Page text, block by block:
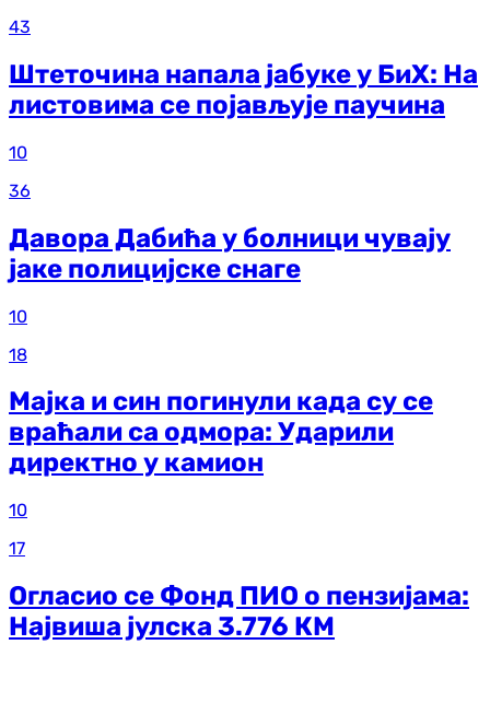
43
Штеточина напала јабуке у БиХ: На
листовима се појављује паучина
10
36
Давора Дабића у болници чувају
јаке полицијске снаге
10
18
Мајка и син погинули када су се
враћали са одмора: Ударили
директно у камион
10
17
Огласио се Фонд ПИО о пензијама:
Највиша јулска 3.776 КМ